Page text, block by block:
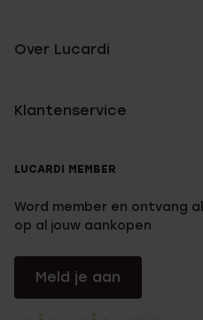
Over Lucardi
Klantenservice
LUCARDI MEMBER
Word member en ontvang
op al jouw aankopen
Meld je aan